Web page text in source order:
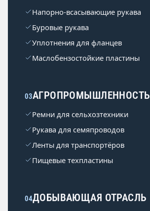
Напорно-всасывающие рукава
Буровые рукава
Уплотнения для фланцев
Маслобензостойкие пластины
03АГРОПРОМЫШЛЕННОСТЬ
Ремни для сельхозтехники
Рукава для семяпроводов
Ленты для транспортёров
Пищевые техпластины
04ДОБЫВАЮЩАЯ ОТРАСЛЬ